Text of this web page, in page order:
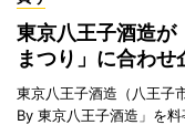
東京八王子酒造
まつり」に合わせ
東京八王子酒造（八王子
By 東京八王子酒造」を